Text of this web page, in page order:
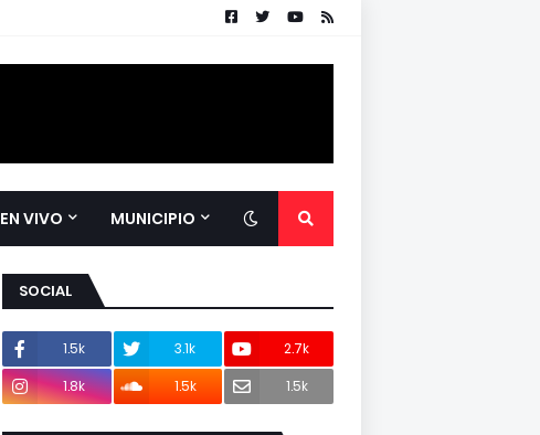
EN VIVO MUNICIPIO
SOCIAL
1.5k 3.1k
2.7k
1.8k
1.5k 1.5k